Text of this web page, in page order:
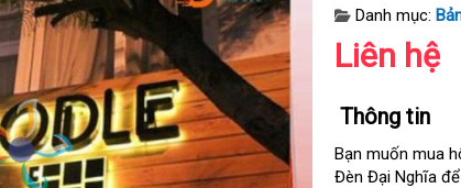
Danh mục:
Liên hệ
Thông tin
Bạn muốn mua
Đèn Đại Nghĩa để